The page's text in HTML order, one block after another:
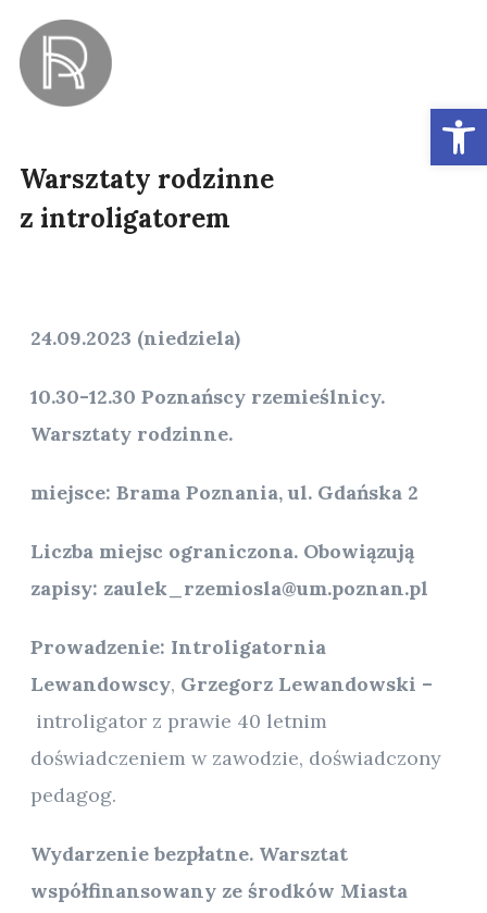
Warsztaty rodzinne
z introligatorem
24.09.2023 (niedziela)
10.30-12.30 Poznańscy rzemieślnicy.
Warsztaty rodzinne.
miejsce: Brama Poznania, ul. Gdańska 2
Liczba miejsc ograniczona. Obowiązują
zapisy: zaulek_rzemiosla@um.poznan.pl
Prowadzenie: Introligatornia
Lewandowscy, Grzegorz Lewandowski –
introligator z prawie 40 letnim
doświadczeniem w zawodzie, doświadczony
pedagog.
Wydarzenie bezpłatne. Warsztat
współfinansowany ze środków Miasta